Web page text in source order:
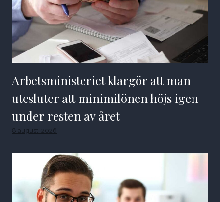
Arbetsministeriet klargör att man
utesluter att minimilönen höjs igen
under resten av året
8 augusti 2026